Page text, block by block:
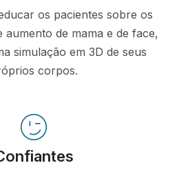
os pacientes sobre os
aumento de mama e de face,
simulação em 3D de seus
corpos.